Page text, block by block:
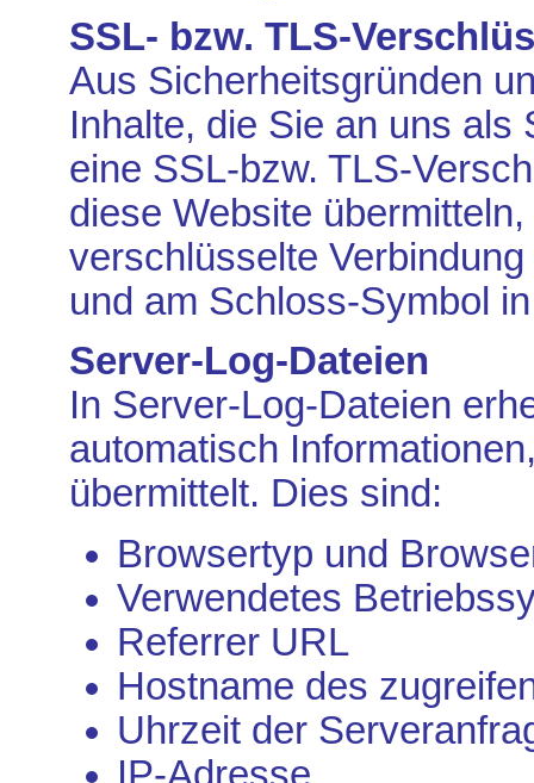
SSL- bzw. TLS-
Aus Sicherheitsgründen
Inhalte, die Sie an uns als
eine SSL-bzw. TLS-
diese Website
verschlüsselte
und am Schloss-Symbol
Server-Log-Dateien
In Server-Log-Dateien
automatisch
übermittelt. Dies sind:
Browsertyp und
Verwendetes
Referrer URL
Hostname des
Uhrzeit der
IP-Adresse